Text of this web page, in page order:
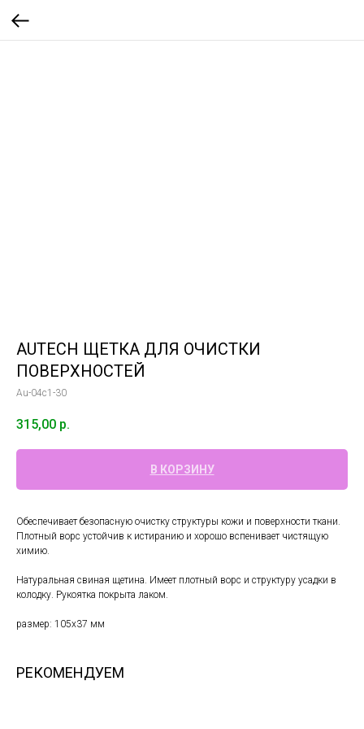
AUTECH ЩЕТКА ДЛЯ ОЧИСТКИ
ПОВЕРХНОСТЕЙ
Au-04c1-30
315,00 р.
В КОРЗИНУ
Обеспечивает безопасную очистку структуры кожи и поверхности ткани.
Плотный ворс устойчив к истиранию и хорошо вспенивает чистящую
химию.
Натуральная свиная щетина. Имеет плотный ворс и структуру усадки в
колодку. Рукоятка покрыта лаком.
размер: 105х37 мм
РЕКОМЕНДУЕМ